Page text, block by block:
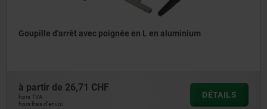
Goupille d'arrêt avec poignée en L en aluminium
à partir de 26,71 CHF
hors TVA
hors frais d’envoi
DÉTAILS